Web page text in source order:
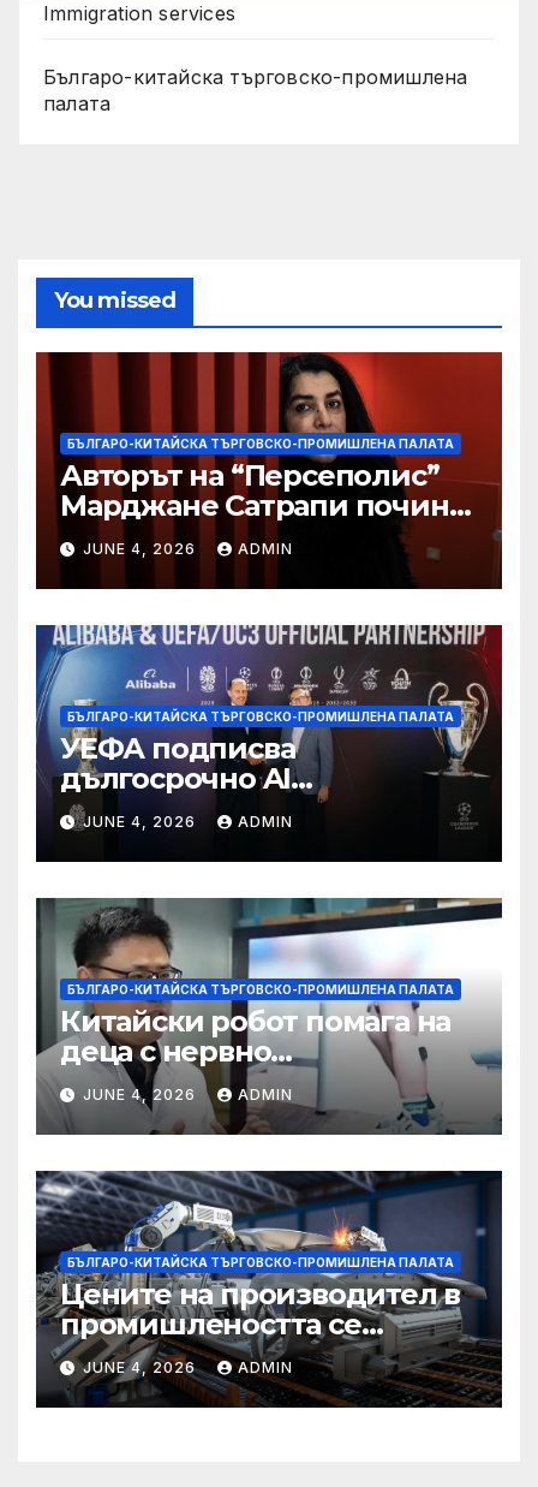
Immigration services
Българо-китайска търговско-промишлена
палата
You missed
БЪЛГАРО-КИТАЙСКА ТЪРГОВСКО-ПРОМИШЛЕНА ПАЛАТА
Авторът на “Персеполис”
Марджане Сатрапи почина
“от тъга” на 56 години
JUNE 4, 2026 ADMIN
БЪЛГАРО-КИТАЙСКА ТЪРГОВСКО-ПРОМИШЛЕНА ПАЛАТА
УЕФА подписва
дългосрочно AI
партньорство с Alibaba
JUNE 4, 2026 ADMIN
БЪЛГАРО-КИТАЙСКА ТЪРГОВСКО-ПРОМИШЛЕНА ПАЛАТА
Китайски робот помага на
деца с нервно
разстройство да се
изправят за първи път
JUNE 4, 2026 ADMIN
БЪЛГАРО-КИТАЙСКА ТЪРГОВСКО-ПРОМИШЛЕНА ПАЛАТА
Цените на производител в
промишлеността се
понижават с 0,7% в
еврозоната и с 0,5% в ЕС
JUNE 4, 2026 ADMIN